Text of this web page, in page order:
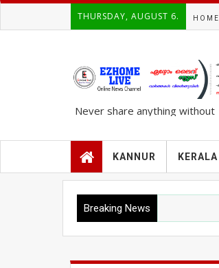
THURSDAY, AUGUST 6. HOME
Never share anything without
KANNUR KERALA
Breaking News